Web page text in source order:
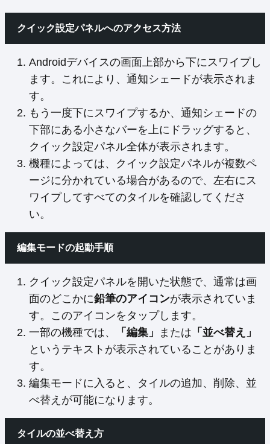
クイック設定パネルへのアクセス方法
Androidデバイスの画面上部から下にスワイプし
ます。これにより、通知シェードが表示されま
す。
もう一度下にスワイプするか、通知シェードの
下部にある小さなバーを上にドラッグすると、
クイック設定パネル全体が表示されます。
機種によっては、クイック設定パネルが複数ペ
ージに分かれている場合があるので、左右にス
ワイプしてすべてのタイルを確認してくださ
い。
編集モードの起動手順
クイック設定パネルを開いた状態で、通常は画
面のどこかに鉛筆のアイコンが表示されていま
す。このアイコンをタップします。
一部の機種では、
「編集」 または 「並べ替え」
というテキストが表示されていることがありま
す。
編集モードに入ると、タイルの追加、削除、並
べ替えが可能になります。
タイルの並べ替え方